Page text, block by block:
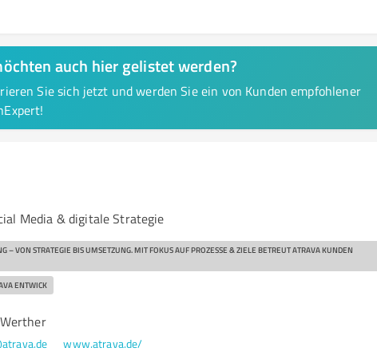
auch hier gelistet werden?
Sie sich jetzt und werden Sie ein von Kunden empfohlener
Media & digitale Strategie
– VON STRATEGIE BIS UMSETZUNG. MIT FOKUS AUF PROZESSE & ZIELE BETREUT ATRAVA KUNDEN
ENTWICK
www.atrava.de/